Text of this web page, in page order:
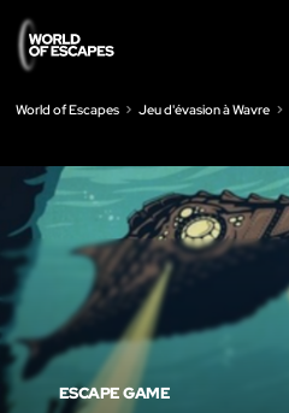
World of Escapes Jeu d'évasion à Wavre
ESCAPE GAME